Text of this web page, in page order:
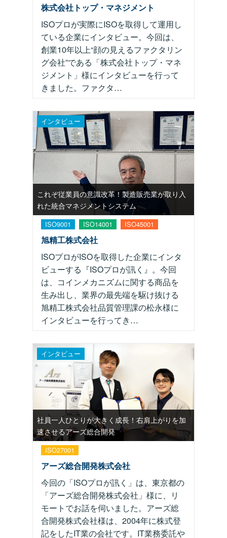
株式会社トップ・マネジメント
ISOプロが実際にISOを取得して運用し
ている企業にインタビュー。今回は、
創業10年以上“顔の見えるファクタリン
グ会社”である「株式会社トップ・マネ
ジメント」様にインタビューを行って
きました。ファクタ…
インタビュー
これぞ従業員の意識改革！製造販売業が取り入
れた統合マネジメントシステム
ISO9001 ISO14001 ISO45001
旭精工株式会社
ISOプロがISOを取得した企業にインタ
ビューする『ISOプロが訊く』。今回
は、コインメカニズムに関する商品を
生み出し、業界の最先端を駆け抜ける
旭精工株式会社品質管理課の松永様に
インタビューを行ってき…
インタビュー
社員一人ひとりが大きく成長！右肩上がりを加
速させるアーズ総合開発
ISO27001
アーズ総合開発株式会社
今回の「ISOプロが訊く」は、東京都の
「アーズ総合開発株式会社」様に、リ
モートでお話を伺いました。アーズ総
合開発株式会社様は、2004年に株式登
記をしたIT業の会社です。IT業務委託や